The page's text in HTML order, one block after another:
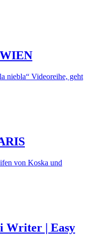
niebla“ Videoreihe, geht
von Koska und
Writer | Easy